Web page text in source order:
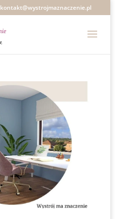
kontakt@wystrojmaznaczenie.pl